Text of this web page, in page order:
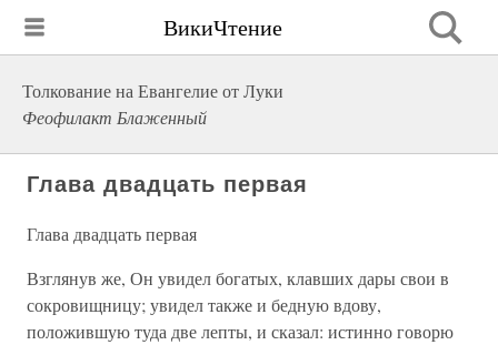
ВикиЧтение
Толкование на Евангелие от Луки
Феофилакт Блаженный
Глава двадцать первая
Глава двадцать первая
Взглянув же, Он увидел богатых, клавших дары свои в
сокровищницу; увидел также и бедную вдову,
положившую туда две лепты, и сказал: истинно говорю